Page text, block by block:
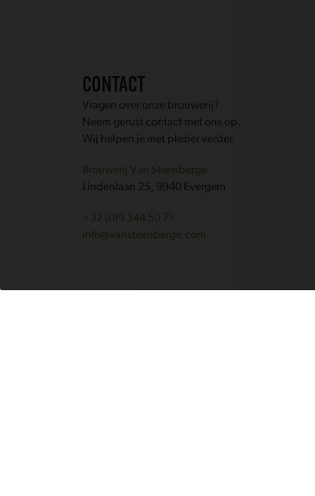
CONTACT
Vragen over onze brouwerij?
Neem gerust contact met ons op.
Wij helpen je met plezier verder.
Brouwerij Van Steenberge
Lindenlaan 25, 9940 Evergem
+32 (0)9 344 50 71
info@vansteenberge.com